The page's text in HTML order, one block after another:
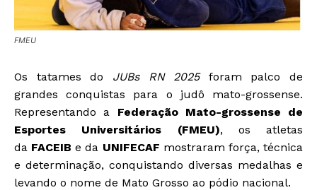
FMEU
Os tatames do JUBs RN 2025foram palco de
grandes conquistas para o judô mato-grossense.
Representando a Federação Mato-grossense de
Esportes Universitários (FMEU), os atletas
da FACEIB e da UNIFECAF mostraram força, técnica
e determinação, conquistando diversas medalhas e
levando o nome de Mato Grosso ao pódio nacional.